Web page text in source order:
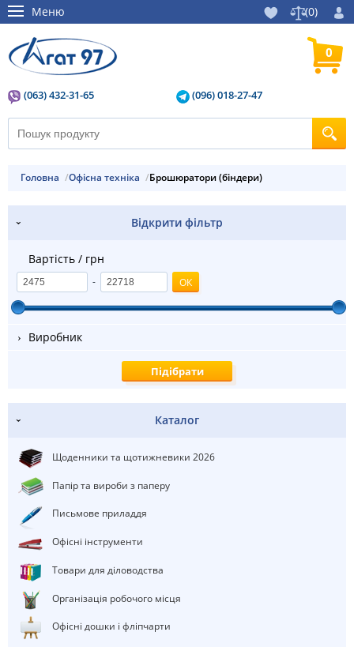
Меню (0)
(063) 432-31-65 (096) 018-27-47
0
Головна Офісна техніка Брошюратори (біндери)
Відкрити фільтр
Вартість / грн
-
Виробник
Каталог
Щоденники та щотижневики 2026
Папір та вироби з паперу
Письмове приладдя
Офісні інструменти
Товари для діловодства
Організація робочого місця
Офісні дошки і фліпчарти